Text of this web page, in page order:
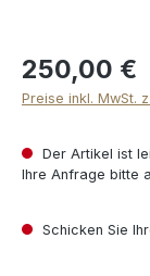
250,00 €
Preise inkl. MwSt.
Der Artikel ist
Ihre Anfrage bitte
Schicken Sie